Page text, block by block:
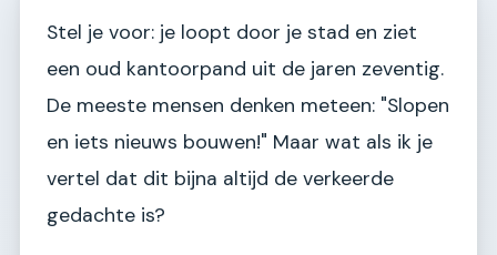
Stel je voor: je loopt door je stad en ziet
een oud kantoorpand uit de jaren zeventig.
De meeste mensen denken meteen: "Slopen
en iets nieuws bouwen!" Maar wat als ik je
vertel dat dit bijna altijd de verkeerde
gedachte is?